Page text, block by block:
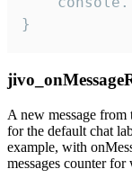
}
A new message from
for the default chat
example, with
messages counter for